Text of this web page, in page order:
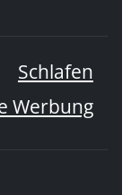
Schlafen
Werbung